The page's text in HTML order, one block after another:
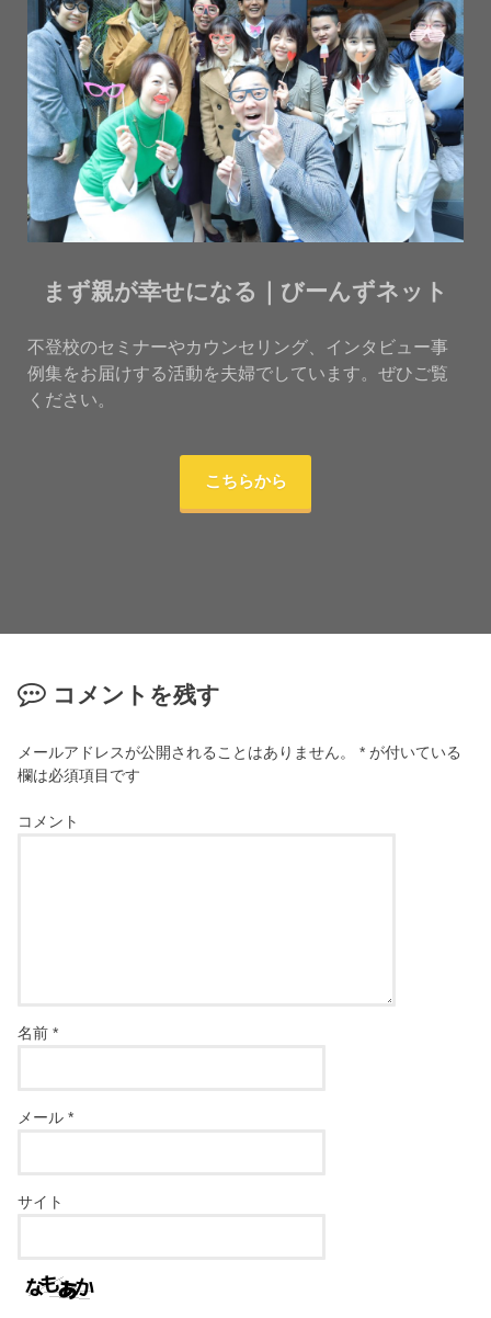
まず親が幸せになる｜びーんずネット
不登校のセミナーやカウンセリング、インタビュー事
例集をお届けする活動を夫婦でしています。ぜひご覧
ください。
こちらから
コメントを残す
メールアドレスが公開されることはありません。 * が付いている
欄は必須項目です
コメント
名前*
メール*
サイト